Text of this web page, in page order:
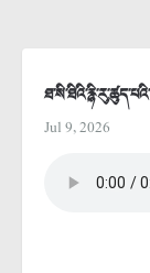
Jul 9, 2026